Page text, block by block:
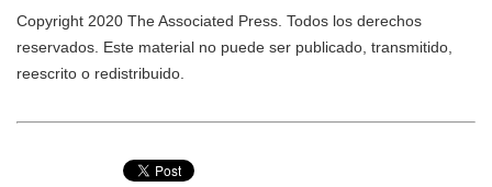
Copyright 2020 The Associated Press. Todos los derechos
reservados. Este material no puede ser publicado, transmitido,
reescrito o redistribuido.